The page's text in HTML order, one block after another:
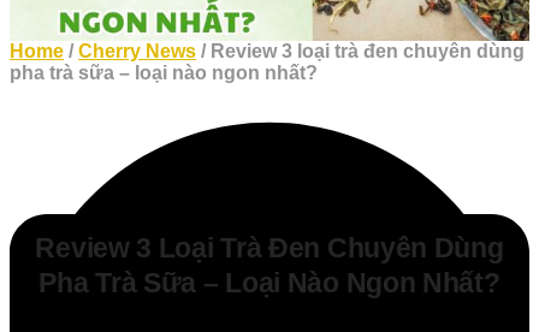
Home / Cherry News / Review 3 loại trà đen chuyên dùng
pha trà sữa – loại nào ngon nhất?
Review 3 Loại Trà Đen Chuyên Dùng
Pha Trà Sữa – Loại Nào Ngon Nhất?